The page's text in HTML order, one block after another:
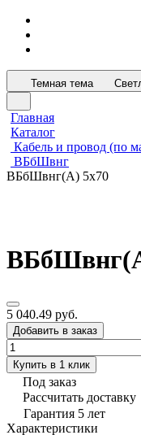
Темная тема
Главная
Каталог
Кабель и провод (по
ВБбШвнг
ВБбШвнг(А) 5х70
5 040.49 руб.
Добавить в заказ
Купить в 1 клик
Под заказ
Рассчитать доставку
Гарантия 5 лет
Характеристики